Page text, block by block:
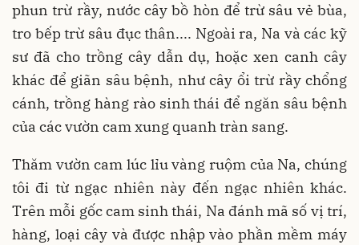
phun trừ rầy, nước cây bồ hòn để trừ sâu vẻ bùa,
tro bếp trừ sâu đục thân.... Ngoài ra, Na và các kỹ
sư đã cho trồng cây dẫn dụ, hoặc xen canh cây
khác để giãn sâu bệnh, như cây ổi trừ rầy chổng
cánh, trồng hàng rào sinh thái để ngăn sâu bệnh
của các vườn cam xung quanh tràn sang.
Thăm vườn cam lúc lỉu vàng ruộm của Na, chúng
tôi đi từ ngạc nhiên này đến ngạc nhiên khác.
Trên mỗi gốc cam sinh thái, Na đánh mã số vị trí,
hàng, loại cây và được nhập vào phần mềm máy